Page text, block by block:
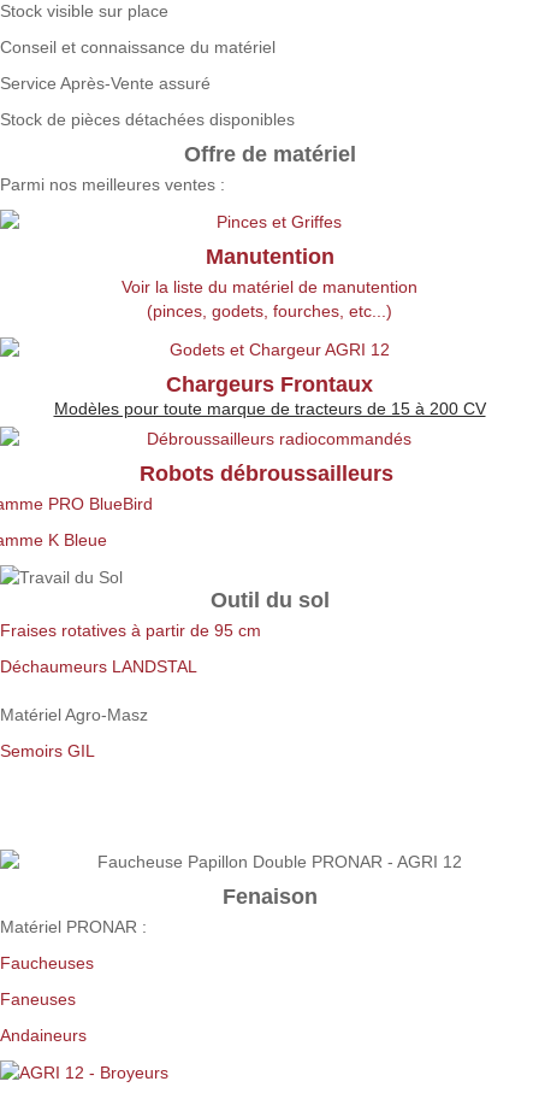
Stock visible sur place
Conseil et connaissance du matériel
Service Après-Vente assuré
Stock de pièces détachées disponibles
Offre de matériel
Parmi nos meilleures ventes :
Manutention
Voir la liste du matériel de manutention
(pinces, godets, fourches, etc...)
Chargeurs Frontaux
Modèles pour toute marque de tracteurs de 15 à 200 CV
Robots débroussailleurs
PRO BlueBird
K Bleue
Outil du sol
Fraises rotatives à partir de 95 cm
Déchaumeurs LANDSTAL
Matériel Agro-Masz
Semoirs GIL
Fenaison
Matériel PRONAR :
Faucheuses
Faneuses
Andaineurs